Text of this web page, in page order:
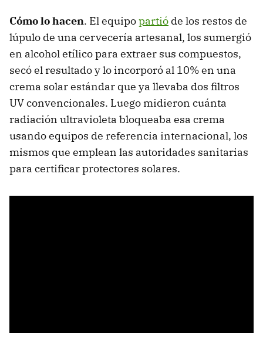
Cómo lo hacen. El equipopartió de los restos de
lúpulo de una cervecería artesanal, los sumergió
en alcohol etílico para extraer sus compuestos,
secó el resultado y lo incorporó al 10% en una
crema solar estándar que ya llevaba dos filtros
UV convencionales. Luego midieron cuánta
radiación ultravioleta bloqueaba esa crema
usando equipos de referencia internacional, los
mismos que emplean las autoridades sanitarias
para certificar protectores solares.